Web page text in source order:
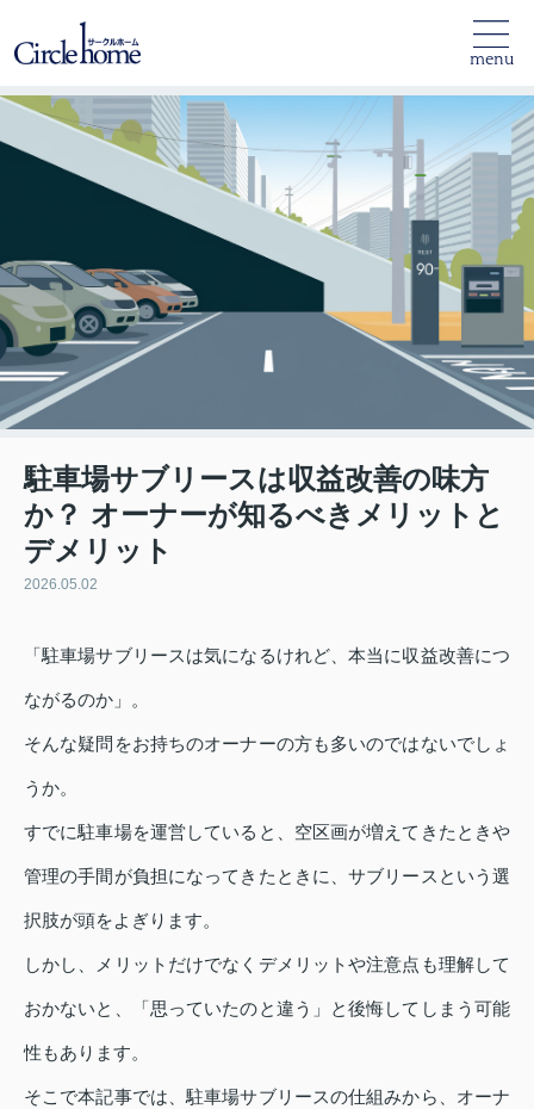
menu
駐車場サブリースは収益改善の味方
か？ オーナーが知るべきメリットと
デメリット
2026.05.02
「駐車場サブリースは気になるけれど、本当に収益改善につ
ながるのか」。
そんな疑問をお持ちのオーナーの方も多いのではないでしょ
うか。
すでに駐車場を運営していると、空区画が増えてきたときや
管理の手間が負担になってきたときに、サブリースという選
択肢が頭をよぎります。
しかし、メリットだけでなくデメリットや注意点も理解して
おかないと、「思っていたのと違う」と後悔してしまう可能
性もあります。
そこで本記事では、駐車場サブリースの仕組みから、オーナ